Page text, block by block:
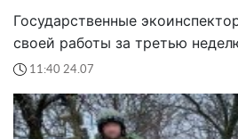
Государственные
своей работы за третью
11:40 24.07